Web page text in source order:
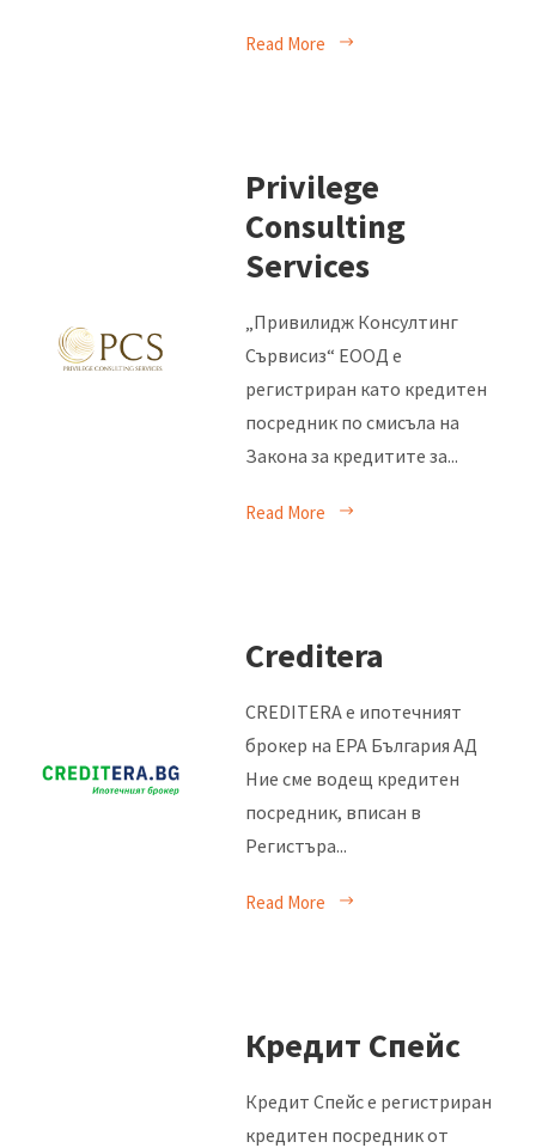
Read More
Privilege
Consulting
Services
„Привилидж Консултинг
Сървисиз“ ЕООД е
регистриран като кредитен
посредник по смисъла на
Закона за кредитите за...
Read More
Creditera
CREDITERA е ипотечният
брокер на ЕРА България АД
Ние сме водещ кредитен
посредник, вписан в
Регистъра...
Read More
Кредит Спейс
Кредит Спейс е регистриран
кредитен посредник от